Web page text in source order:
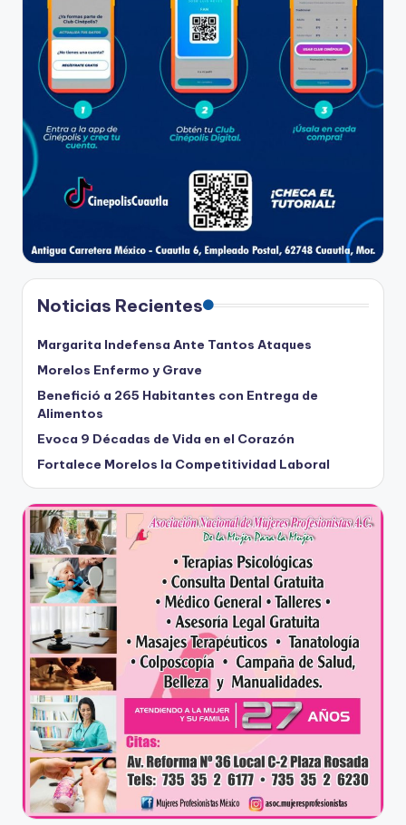
Noticias Recientes
Margarita Indefensa Ante Tantos Ataques
Morelos Enfermo y Grave
Benefició a 265 Habitantes con Entrega de
Alimentos
Evoca 9 Décadas de Vida en el Corazón
Fortalece Morelos la Competitividad Laboral